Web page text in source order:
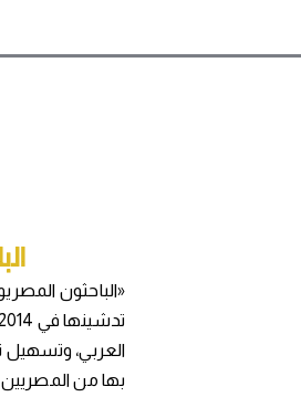
«الباحثون
العربي، وتسهيل
بها من المصريين